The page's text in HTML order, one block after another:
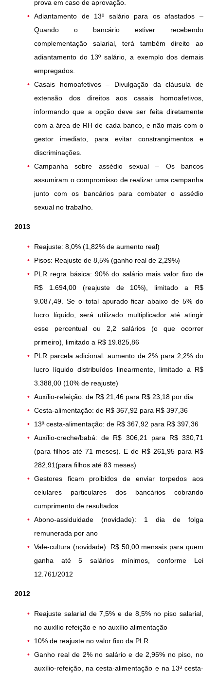
prova em caso de aprovação.
Adiantamento de 13º salário para os afastados –
Quando o bancário estiver recebendo
complementação salarial, terá também direito ao
adiantamento do 13º salário, a exemplo dos demais
empregados.
Casais homoafetivos – Divulgação da cláusula de
extensão dos direitos aos casais homoafetivos,
informando que a opção deve ser feita diretamente
com a área de RH de cada banco, e não mais com o
gestor imediato, para evitar constrangimentos e
discriminações.
Campanha sobre assédio sexual – Os bancos
assumiram o compromisso de realizar uma campanha
junto com os bancários para combater o assédio
sexual no trabalho.
2013
Reajuste: 8,0% (1,82% de aumento real)
Pisos: Reajuste de 8,5% (ganho real de 2,29%)
PLR regra básica: 90% do salário mais valor fixo de
R$ 1.694,00 (reajuste de 10%), limitado a R$
9.087,49. Se o total apurado ficar abaixo de 5% do
lucro líquido, será utilizado multiplicador até atingir
esse percentual ou 2,2 salários (o que ocorrer
primeiro), limitado a R$ 19.825,86
PLR parcela adicional: aumento de 2% para 2,2% do
lucro líquido distribuídos linearmente, limitado a R$
3.388,00 (10% de reajuste)
Auxílio-refeição: de R$ 21,46 para R$ 23,18 por dia
Cesta-alimentação: de R$ 367,92 para R$ 397,36
13ª cesta-alimentação: de R$ 367,92 para R$ 397,36
Auxílio-creche/babá: de R$ 306,21 para R$ 330,71
(para filhos até 71 meses). E de R$ 261,95 para R$
282,91(para filhos até 83 meses)
Gestores ficam proibidos de enviar torpedos aos
celulares particulares dos bancários cobrando
cumprimento de resultados
Abono-assiduidade (novidade): 1 dia de folga
remunerada por ano
Vale-cultura (novidade): R$ 50,00 mensais para quem
ganha até 5 salários mínimos, conforme Lei
12.761/2012
2012
Reajuste salarial de 7,5% e de 8,5% no piso salarial,
no auxílio refeição e no auxílio alimentação
10% de reajuste no valor fixo da PLR
Ganho real de 2% no salário e de 2,95% no piso, no
auxílio-refeição, na cesta-alimentação e na 13ª cesta-